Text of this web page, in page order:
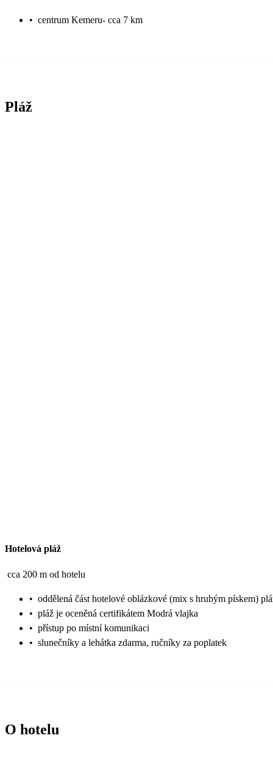
• centrum Kemeru- cca 7 km
Pláž
Hotelová pláž
cca 200 m od hotelu
• oddělená část hotelové oblázkové (mix s hrubým pískem)
• pláž je oceněná certifikátem Modrá vlajka
• přístup po místní komunikaci
• slunečníky a lehátka zdarma, ručníky za poplatek
O hotelu